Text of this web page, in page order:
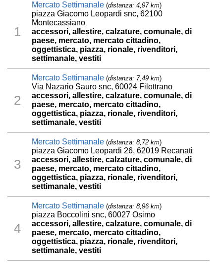
1
Mercato Settimanale (distanza: 4,97 km)
piazza Giacomo Leopardi snc, 62100
Montecassiano
accessori, allestire, calzature, comunale, di
paese, mercato, mercato cittadino,
oggettistica, piazza, rionale, rivenditori,
settimanale, vestiti
2
Mercato Settimanale (distanza: 7,49 km)
Via Nazario Sauro snc, 60024 Filottrano
accessori, allestire, calzature, comunale, di
paese, mercato, mercato cittadino,
oggettistica, piazza, rionale, rivenditori,
settimanale, vestiti
3
Mercato Settimanale (distanza: 8,72 km)
piazza Giacomo Leopardi 26, 62019 Recanati
accessori, allestire, calzature, comunale, di
paese, mercato, mercato cittadino,
oggettistica, piazza, rionale, rivenditori,
settimanale, vestiti
4
Mercato Settimanale (distanza: 8,96 km)
piazza Boccolini snc, 60027 Osimo
accessori, allestire, calzature, comunale, di
paese, mercato, mercato cittadino,
oggettistica, piazza, rionale, rivenditori,
settimanale, vestiti